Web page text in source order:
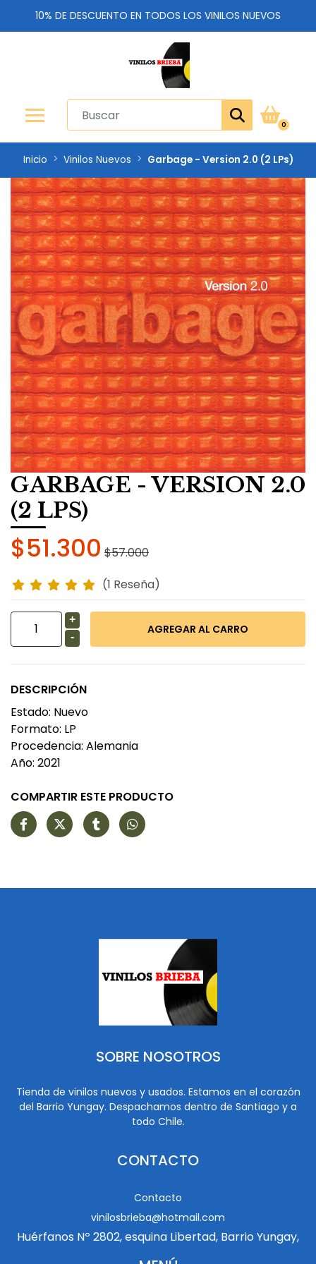
10% DE DESCUENTO EN TODOS LOS VINILOS NUEVOS
0
Inicio Vinilos Nuevos Garbage - Version 2.0 (2 LPs)
GARBAGE - VERSION 2.0
(2 LPS)
$51.300 $57.000
(1 Reseña)
+
-
DESCRIPCIÓN
Estado: Nuevo
Formato: LP
Procedencia: Alemania
Año: 2021
COMPARTIR ESTE PRODUCTO
SOBRE NOSOTROS
Tienda de vinilos nuevos y usados. Estamos en el corazón
del Barrio Yungay. Despachamos dentro de Santiago y a
todo Chile.
CONTACTO
Contacto
vinilosbrieba@hotmail.com
Huérfanos Nº 2802, esquina Libertad, Barrio Yungay,